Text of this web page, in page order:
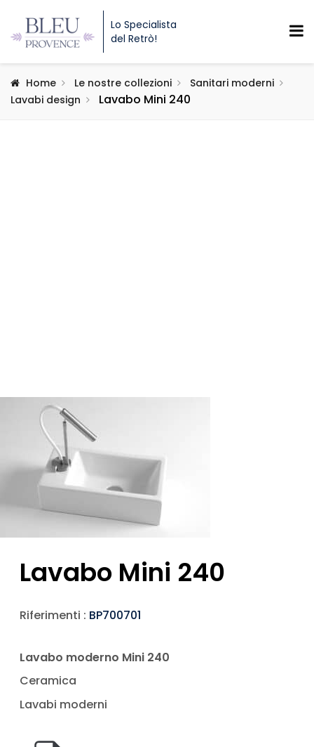
Lo Specialista
del Retrò!
Home Le nostre collezioni
Sanitari moderni
Lavabi design
Lavabo Mini 240
Lavabo Mini 240
Riferimenti : BP700701
Lavabo moderno Mini 240
Ceramica
Lavabi moderni